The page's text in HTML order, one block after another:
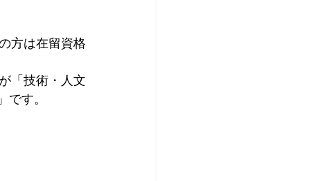
方は在留資格
「技術・人文
す。